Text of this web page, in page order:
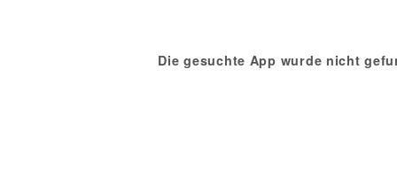
Die gesuchte App wurde nicht